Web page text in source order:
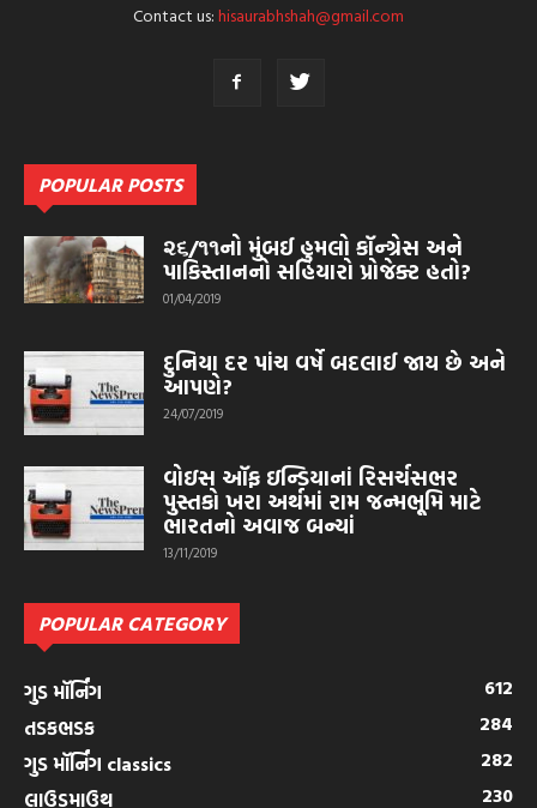
Contact us:hisaurabhshah@gmail.com
POPULAR POSTS
૨૬/૧૧નો મુંબઈ હુમલો કૉન્ગ્રેસ અને
પાકિસ્તાનનો સહિયારો પ્રોજેક્ટ હતો?
01/04/2019
દુનિયા દર પાંચ વર્ષે બદલાઈ જાય છે અને
આપણે?
24/07/2019
વોઇસ ઑફ ઇન્ડિયાનાં રિસર્ચસભર
પુસ્તકો ખરા અર્થમાં રામ જન્મભૂમિ માટે
ભારતનો અવાજ બન્યાં
13/11/2019
POPULAR CATEGORY
ગુડ મૉર્નિંગ
612
તડકભડક
284
ગુડ મૉર્નિંગ classics
282
લાઉડમાઉથ
230